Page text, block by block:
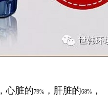
，心脏的79% ，肝脏的68% ，